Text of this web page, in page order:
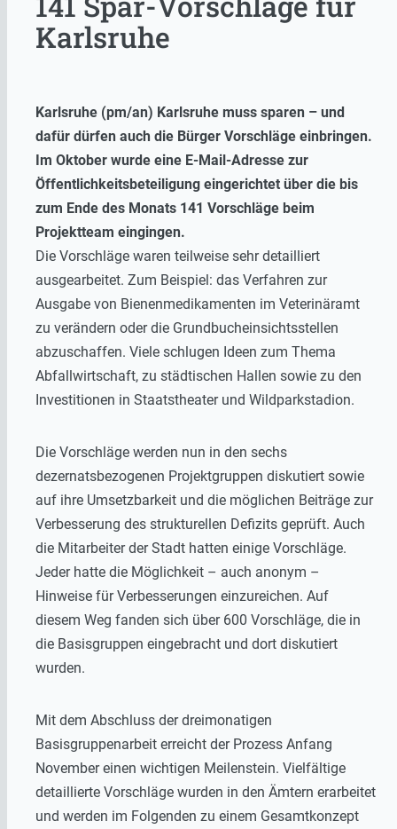
Karlsruhe
Karlsruhe (pm/an) Karlsruhe muss sparen – und
dafür dürfen auch die Bürger Vorschläge einbringen.
Im Oktober wurde eine E-Mail-Adresse zur
Öffentlichkeitsbeteiligung eingerichtet über die bis
zum Ende des Monats 141 Vorschläge beim
Projektteam eingingen.
Die Vorschläge waren teilweise sehr detailliert
ausgearbeitet. Zum Beispiel: das Verfahren zur
Ausgabe von Bienenmedikamenten im Veterinäramt
zu verändern oder die Grundbucheinsichtsstellen
abzuschaffen. Viele schlugen Ideen zum Thema
Abfallwirtschaft, zu städtischen Hallen sowie zu den
Investitionen in Staatstheater und Wildparkstadion.
Die Vorschläge werden nun in den sechs
dezernatsbezogenen Projektgruppen diskutiert sowie
auf ihre Umsetzbarkeit und die möglichen Beiträge zur
Verbesserung des strukturellen Defizits geprüft. Auch
die Mitarbeiter der Stadt hatten einige Vorschläge.
Jeder hatte die Möglichkeit – auch anonym –
Hinweise für Verbesserungen einzureichen. Auf
diesem Weg fanden sich über 600 Vorschläge, die in
die Basisgruppen eingebracht und dort diskutiert
wurden.
Mit dem Abschluss der dreimonatigen
Basisgruppenarbeit erreicht der Prozess Anfang
November einen wichtigen Meilenstein. Vielfältige
detaillierte Vorschläge wurden in den Ämtern erarbeitet
und werden im Folgenden zu einem Gesamtkonzept